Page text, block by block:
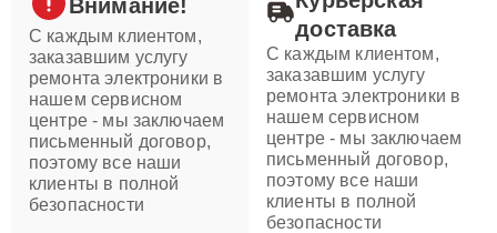
Внимание!
С каждым клиентом,
заказавшим услугу
ремонта электроники в
нашем сервисном
центре - мы заключаем
письменный договор,
поэтому все наши
клиенты в полной
безопасности
доставка
С каждым клиентом,
заказавшим услугу
ремонта электроники в
нашем сервисном
центре - мы заключаем
письменный договор,
поэтому все наши
клиенты в полной
безопасности